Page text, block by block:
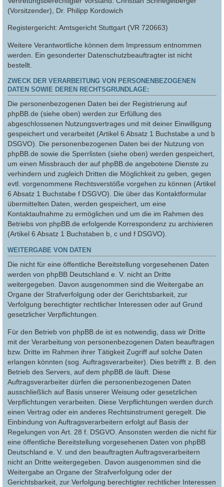
(Vorsitzender), Dr. Philipp Kordowich
Registergericht: Amtsgericht Stuttgart (VR 720663)
Weitere Verantwortliche können dem Impressum entnommen
werden. Ein gesonderter Datenschutzbeauftragter ist nicht
bestellt.
ZWECK DER VERARBEITUNG VON PERSONENBEZOGENEN
DATEN SOWIE DEREN RECHTSGRUNDLAGE:
Die personenbezogenen Daten bei der Registrierung auf
phpBB.de (siehe oben) werden zur Erfüllung des
abgeschlossenen Nutzungsvertrages und mit deiner Einwilligung
gespeichert und verarbeitet (Artikel 6 Absatz 1 Buchstabe a und b
DSGVO). Die personenbezogenen Daten bei der Nutzung von
phpBB.de sowie die Sperrlisten (siehe oben) werden gespeichert,
um einen Missbrauch der auf phpBB.de angebotene Dienste zu
verhindern und zugleich Dritten die Möglichkeit zu geben, gegen
evtl. vorgenommene Rechtsverstöße vorgehen zu können (Artikel
6 Absatz 1 Buchstabe f DSGVO). Die über das Kontaktformular
übermittelten Daten, werden gespeichert, um eine
Kontaktaufnahme zu ermöglichen und um die im Rahmen des
Betriebs von phpBB.de erfolgende Korrespondenz zu archivieren
(Artikel 6 Absatz 1 Buchstaben b, c und f DSGVO).
WEITERGABE VON DATEN
Die nicht für eine öffentliche Bereitstellung vorgesehenen Daten
werden von phpBB Deutschland e. V. nicht an Dritte
weitergegeben. Davon ausgenommen sind die Weitergabe an
Organe der Strafverfolgung oder der Gerichtsbarkeit, zur
Verfolgung berechtigter rechtlicher Interessen oder auf Grund
gesetzlicher Verpflichtungen.
Für den Betrieb von phpBB.de ist es notwendig, dass wir Dritte
mit der Verarbeitung von personenbezogenen Daten beauftragen
bzw. Dritte im Rahmen ihrer Tätigkeit Zugriff auf solche Daten
erlangen könnten (sog. Auftragsverarbeiter). Dies betrifft z. B. den
Betrieb des Servers, auf dem phpBB.de läuft. Diese
Auftragsverarbeiter dürfen die personenbezogenen Daten
ausschließlich auf Basis unserer Weisung oder gesetzlichen
Verpflichtungen verarbeiten. Diese Verpflichtungen werden durch
einen Vertrag oder ein anderes Rechtsinstrument geregelt. Die
Einbindung von Auftragsverarbeitern erfolgt auf Basis der
Regelungen von Art. 28 f. DSGVO. Ansonsten werden die nicht für
eine öffentliche Bereitstellung vorgesehenen Daten von phpBB
Deutschland e. V. und den beauftragten Auftragsverarbeitern
nicht an Dritte weitergegeben. Davon ausgenommen sind die
Weitergabe an Organe der Strafverfolgung oder der
Gerichtsbarkeit, zur Verfolgung berechtigter rechtlicher Interessen